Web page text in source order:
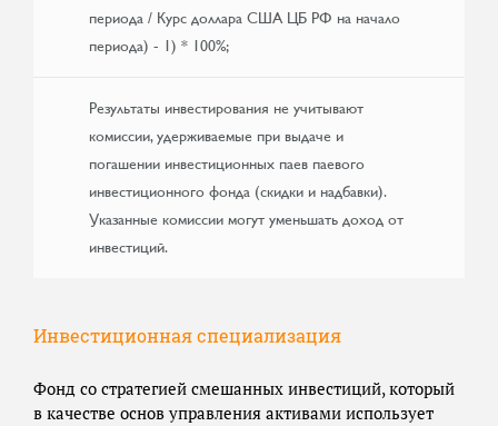
периода / Курс доллара США ЦБ РФ на начало
периода) - 1) * 100%;
Результаты инвестирования не учитывают
комиссии, удерживаемые при выдаче и
погашении инвестиционных паев паевого
инвестиционного фонда (скидки и надбавки).
Указанные комиссии могут уменьшать доход от
инвестиций.
Инвестиционная специализация
Фонд со стратегией смешанных инвестиций, который
в качестве основ управления активами использует